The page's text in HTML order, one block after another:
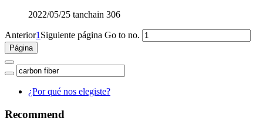
2022/05/25 tanchain 306
Anterior1 Siguiente página Go to no.
¿Por qué nos elegiste?
Recommend